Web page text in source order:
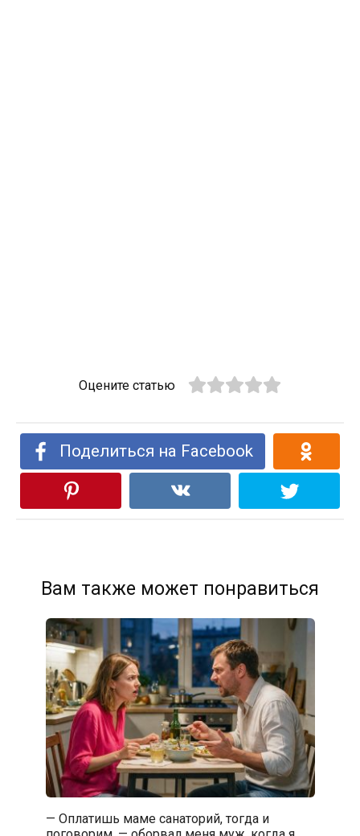
Оцените статью
Поделиться на Facebook
Вам также может понравиться
— Оплатишь маме санаторий, тогда и